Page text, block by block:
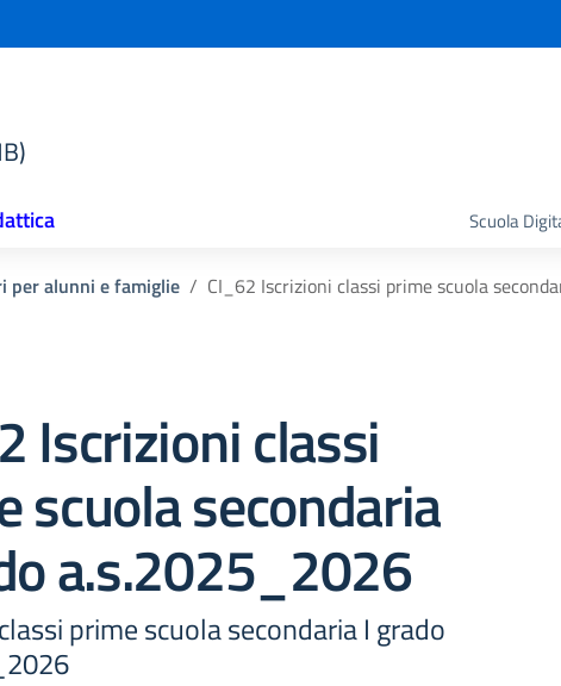
Scuola
per alunni e famiglie CI_62 Iscrizioni classi prime scuola
Iscrizioni classi
scuola secondaria
a.s.2025_2026
prime scuola secondaria I grado